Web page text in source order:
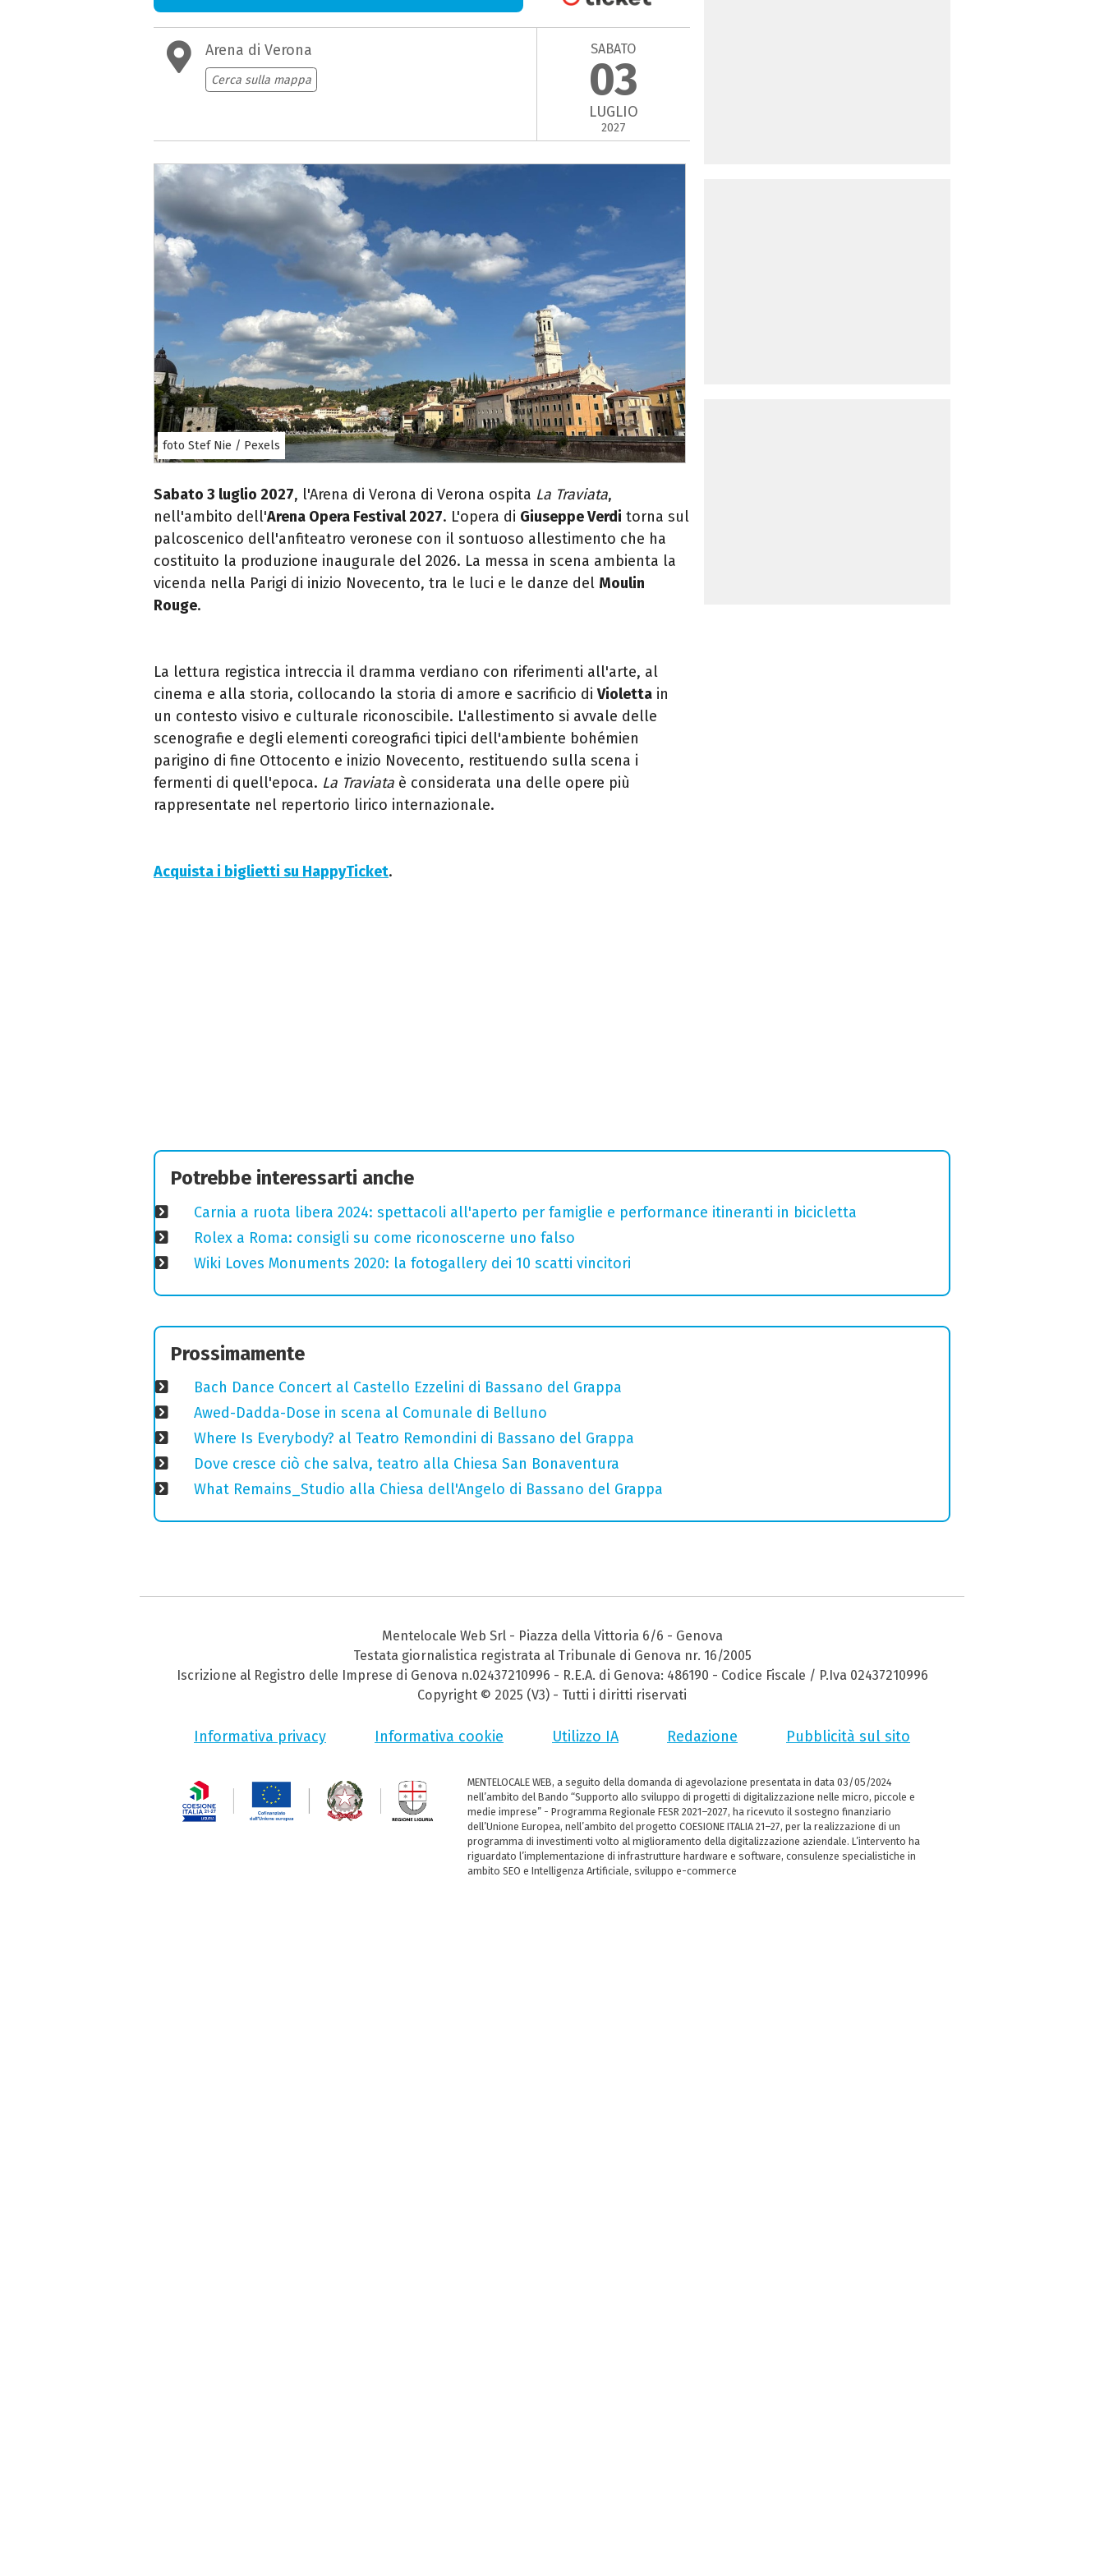
Arena di Verona
Cerca sulla mappa
SABATO
03
LUGLIO
2027
foto Stef Nie / Pexels
Sabato 3 luglio 2027, l'Arena di Verona di Verona ospita La Traviata,
nell'ambito dell'Arena Opera Festival 2027. L'opera di Giuseppe Verdi torna sul
palcoscenico dell'anfiteatro veronese con il sontuoso allestimento che ha
costituito la produzione inaugurale del 2026. La messa in scena ambienta la
vicenda nella Parigi di inizio Novecento, tra le luci e le danze del Moulin
Rouge.
La lettura registica intreccia il dramma verdiano con riferimenti all'arte, al
cinema e alla storia, collocando la storia di amore e sacrificio di Violetta in
un contesto visivo e culturale riconoscibile. L'allestimento si avvale delle
scenografie e degli elementi coreografici tipici dell'ambiente bohémien
parigino di fine Ottocento e inizio Novecento, restituendo sulla scena i
fermenti di quell'epoca. La Traviata è considerata una delle opere più
rappresentate nel repertorio lirico internazionale.
Acquista i biglietti su HappyTicket.
Potrebbe interessarti anche
Carnia a ruota libera 2024: spettacoli all'aperto per famiglie e performance itineranti in bicicletta
Rolex a Roma: consigli su come riconoscerne uno falso
Wiki Loves Monuments 2020: la fotogallery dei 10 scatti vincitori
Prossimamente
Bach Dance Concert al Castello Ezzelini di Bassano del Grappa
Awed-Dadda-Dose in scena al Comunale di Belluno
Where Is Everybody? al Teatro Remondini di Bassano del Grappa
Dove cresce ciò che salva, teatro alla Chiesa San Bonaventura
What Remains_Studio alla Chiesa dell'Angelo di Bassano del Grappa
Mentelocale Web Srl - Piazza della Vittoria 6/6 - Genova
Testata giornalistica registrata al Tribunale di Genova nr. 16/2005
Iscrizione al Registro delle Imprese di Genova n.02437210996 - R.E.A. di Genova: 486190 - Codice Fiscale / P.Iva 02437210996
Copyright © 2025 (V3) - Tutti i diritti riservati
Informativa privacy Informativa cookie Utilizzo IA Redazione Pubblicità sul sito
MENTELOCALE WEB, a seguito della domanda di agevolazione presentata in data 03/05/2024
nell’ambito del Bando “Supporto allo sviluppo di progetti di digitalizzazione nelle micro, piccole e
medie imprese” - Programma Regionale FESR 2021–2027, ha ricevuto il sostegno finanziario
dell’Unione Europea, nell’ambito del progetto COESIONE ITALIA 21–27, per la realizzazione di un
programma di investimenti volto al miglioramento della digitalizzazione aziendale. L’intervento ha
riguardato l’implementazione di infrastrutture hardware e software, consulenze specialistiche in
ambito SEO e Intelligenza Artificiale, sviluppo e-commerce